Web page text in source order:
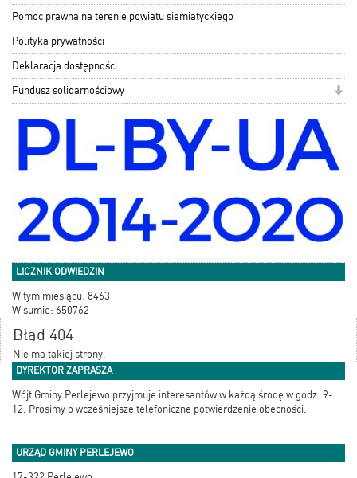
Pomoc prawna na terenie powiatu siemiatyckiego
Polityka prywatności
Deklaracja dostępności
Fundusz solidarnościowy
LICZNIK ODWIEDZIN
W tym miesiącu: 8463
W sumie: 650762
Błąd 404
Nie ma takiej strony.
DYREKTOR ZAPRASZA
Wójt Gminy Perlejewo przyjmuje interesantów w każdą środę w godz. 9-
12. Prosimy o wcześniejsze telefoniczne potwierdzenie obecności.
URZĄD GMINY PERLEJEWO